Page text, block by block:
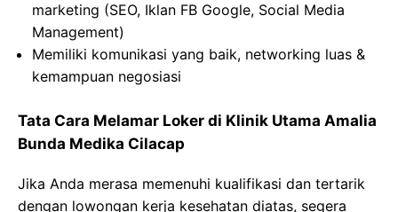
marketing (SEO, Iklan FB Google, Social Media
Management)
Memiliki komunikasi yang baik, networking luas &
kemampuan negosiasi
Tata Cara Melamar Loker di Klinik Utama Amalia
Bunda Medika Cilacap
Jika Anda merasa memenuhi kualifikasi dan tertarik
dengan lowongan kerja kesehatan diatas, segera